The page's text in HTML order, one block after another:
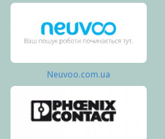
Neuvoo.com.ua